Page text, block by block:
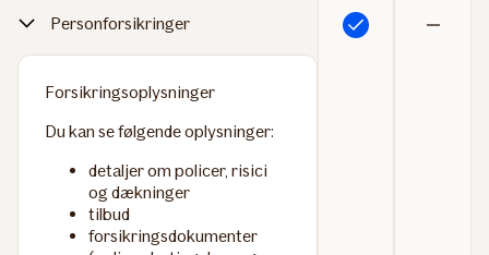
Personforsikringer
Forsikringsoplysninger
Du kan se følgende oplysninger:
detaljer om policer, risici
og dækninger
tilbud
forsikringsdokumenter
Inkluderet